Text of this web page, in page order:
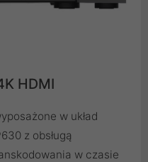
HDMI
w układ
z obsługą
w czasie